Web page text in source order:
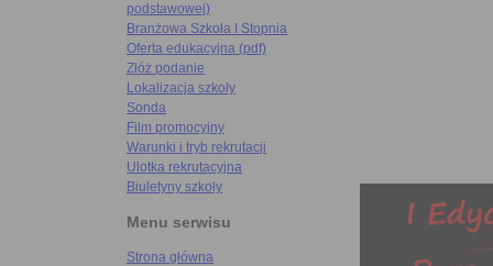
podstawowej)
Branżowa Szkoła I Stopnia
Oferta edukacyjna (pdf)
Złóż podanie
Lokalizacja szkoły
Sonda
Film promocyjny
Warunki i tryb rekrutacji
Ulotka rekrutacyjna
Biuletyny szkoły
Menu serwisu
Strona główna